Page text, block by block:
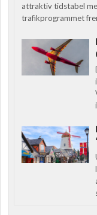
attraktiv tidstabel
trafikprogrammet